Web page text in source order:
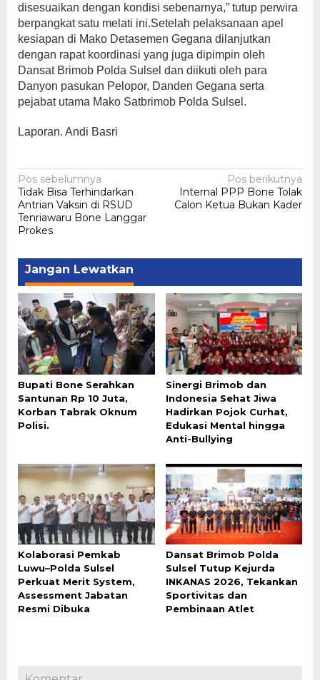
disesuaikan dengan kondisi sebenarnya,” tutup perwira
berpangkat satu melati ini.Setelah pelaksanaan apel
kesiapan di Mako Detasemen Gegana dilanjutkan
dengan rapat koordinasi yang juga dipimpin oleh
Dansat Brimob Polda Sulsel dan diikuti oleh para
Danyon pasukan Pelopor, Danden Gegana serta
pejabat utama Mako Satbrimob Polda Sulsel.
Laporan. Andi Basri
Navigasi
pos
Pos sebelumnya
Tidak Bisa Terhindarkan
Antrian Vaksin di RSUD
Tenriawaru Bone Langgar
Prokes
Pos berikutnya
Internal PPP Bone Tolak
Calon Ketua Bukan Kader
Jangan Lewatkan
Bupati Bone Serahkan
Santunan Rp 10 Juta,
Korban Tabrak Oknum
Polisi.
Sinergi Brimob dan
Indonesia Sehat Jiwa
Hadirkan Pojok Curhat,
Edukasi Mental hingga
Anti-Bullying
Kolaborasi Pemkab
Luwu–Polda Sulsel
Perkuat Merit System,
Assessment Jabatan
Resmi Dibuka
Dansat Brimob Polda
Sulsel Tutup Kejurda
INKANAS 2026, Tekankan
Sportivitas dan
Pembinaan Atlet